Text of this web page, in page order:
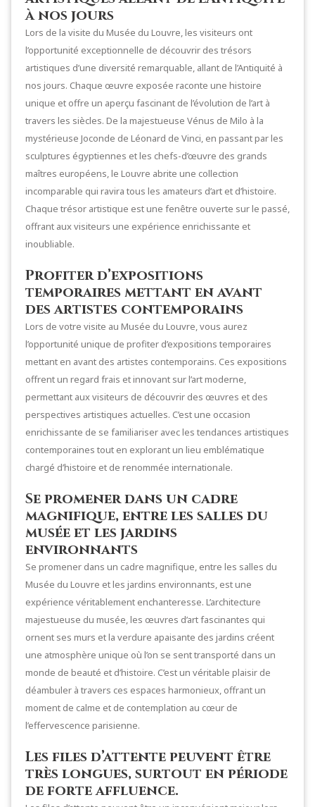
à nos jours
Lors de la visite du Musée du Louvre, les visiteurs ont
l’opportunité exceptionnelle de découvrir des trésors
artistiques d’une diversité remarquable, allant de l’Antiquité à
nos jours. Chaque œuvre exposée raconte une histoire
unique et offre un aperçu fascinant de l’évolution de l’art à
travers les siècles. De la majestueuse Vénus de Milo à la
mystérieuse Joconde de Léonard de Vinci, en passant par les
sculptures égyptiennes et les chefs-d’œuvre des grands
maîtres européens, le Louvre abrite une collection
incomparable qui ravira tous les amateurs d’art et d’histoire.
Chaque trésor artistique est une fenêtre ouverte sur le passé,
offrant aux visiteurs une expérience enrichissante et
inoubliable.
Profiter d’expositions
temporaires mettant en avant
des artistes contemporains
Lors de votre visite au Musée du Louvre, vous aurez
l’opportunité unique de profiter d’expositions temporaires
mettant en avant des artistes contemporains. Ces expositions
offrent un regard frais et innovant sur l’art moderne,
permettant aux visiteurs de découvrir des œuvres et des
perspectives artistiques actuelles. C’est une occasion
enrichissante de se familiariser avec les tendances artistiques
contemporaines tout en explorant un lieu emblématique
chargé d’histoire et de renommée internationale.
Se promener dans un cadre
magnifique, entre les salles du
musée et les jardins
environnants
Se promener dans un cadre magnifique, entre les salles du
Musée du Louvre et les jardins environnants, est une
expérience véritablement enchanteresse. L’architecture
majestueuse du musée, les œuvres d’art fascinantes qui
ornent ses murs et la verdure apaisante des jardins créent
une atmosphère unique où l’on se sent transporté dans un
monde de beauté et d’histoire. C’est un véritable plaisir de
déambuler à travers ces espaces harmonieux, offrant un
moment de calme et de contemplation au cœur de
l’effervescence parisienne.
Les files d’attente peuvent être
très longues, surtout en période
de forte affluence.